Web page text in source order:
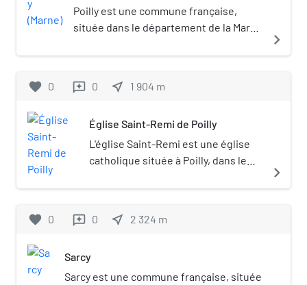
Poilly est une commune française,
située dans le département de la Marne
navigate_next
favorite 0 reviews 0 near_me 1 904 m
Église Saint-Remi de Poilly
L'église Saint-Remi est une église
catholique située à Poilly, dans le
France.
navigate_next
favorite 0 reviews 0 near_me 2 324 m
Sarcy
Sarcy est une commune française, située